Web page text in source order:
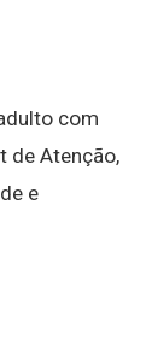
com
de Atenção,
e